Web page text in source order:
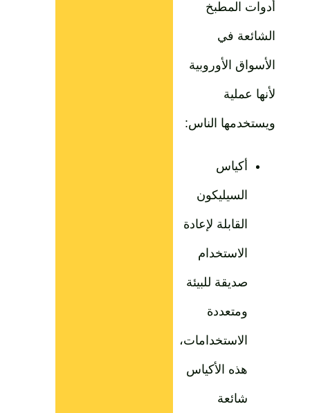
أدوات المطبخ
الشائعة في
الأسواق الأوروبية
لأنها عملية
ويستخدمها الناس:
أكياس
السيليكون
القابلة لإعادة
الاستخدام
صديقة للبيئة
ومتعددة
الاستخدامات،
هذه الأكياس
شائعة